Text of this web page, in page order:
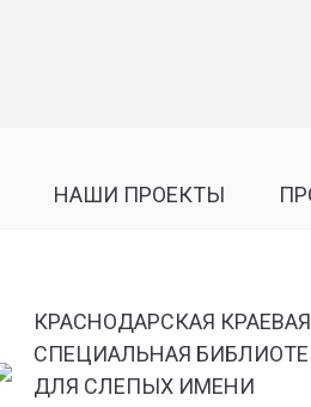
НАШИ ПРОЕКТЫ
КРАСНОДАРСКАЯ КРАЕВАЯ
СПЕЦИАЛЬНАЯ
ДЛЯ СЛЕПЫХ ИМЕНИ